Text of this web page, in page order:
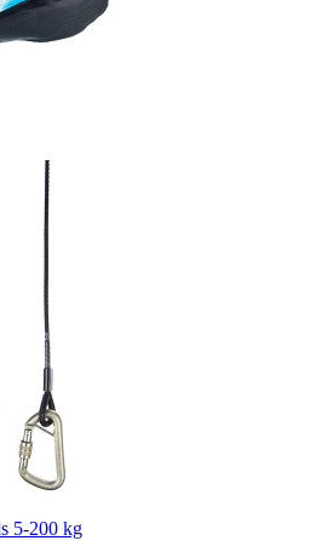
5-200 kg